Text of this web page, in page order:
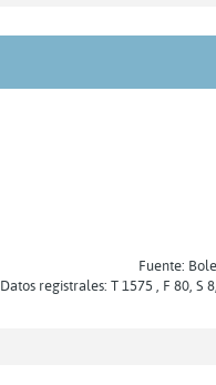
Fuente:
Datos registrales: T 1575 , F 80, S